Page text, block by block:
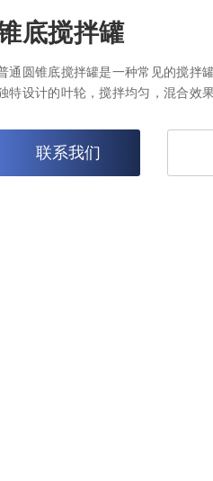
底搅拌罐
通圆锥底搅拌罐是一种常见的搅拌
特设计的叶轮，搅拌均匀，混合效果
联系我们